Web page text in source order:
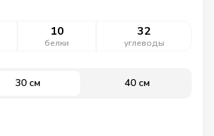
10
белки
32
углеводы
30 см 40 см